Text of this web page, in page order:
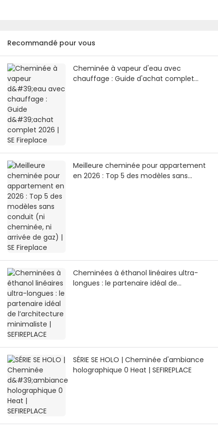
Recommandé pour vous
Cheminée à vapeur d'eau avec
chauffage : Guide d'achat complet
Meilleure cheminée pour appartement
en 2026 : Top 5 des modèles sans
Cheminées à éthanol linéaires ultra-
longues : le partenaire idéal de
SÉRIE SE HOLO | Cheminée d'ambiance
holographique 0 Heat | SEFIREPLACE